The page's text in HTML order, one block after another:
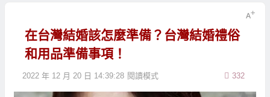
在台灣結婚該怎麼準備？台灣結婚禮俗
和用品準備事項！
2022 年 12 月 20 日 14:39:28 332
閱讀模式